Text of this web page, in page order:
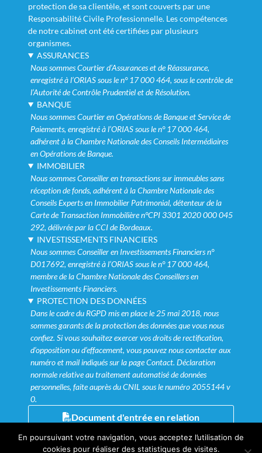
protection de sa clientèle, et sont couverts par une
Responsabilité Civile Professionnelle. Les compétences
de notre cabinet ont été certifiées par plusieurs
organismes.
ASSURANCES
Nous sommes Courtier d’Assurances et de Réassurance,
enregistré à l’ORIAS sous le n° 17 000 464, sous le contrôle de
l’Autorité de Contrôle Prudentiel et de Résolution.
BANQUE
Nous sommes Courtier en Opérations de Banque et Service de
Paiements, enregistré à l’ORIAS sous le n° 17 000 464,
adhérent à la Chambre Nationale des Conseils Intermédiaires
en Opérations de Banque.
IMMOBILIER
Nous sommes Conseiller en transactions sur immeubles sans
réception de fonds, adhérent à la Chambre Nationale des
Conseils Experts en Immobilier Patrimonial, détenteur de la
Carte de Transaction Immobilière n°CPI 3301 2020 000 045
292, délivrée par la CCI de Bordeaux.
INVESTISSEMENTS FINANCIERS
Nous sommes Conseiller en Investissements Financiers n°
D017692, enregistré à l’ORIAS sous le n° 17 000 464,
membre de la Chambre Nationale des Conseillers en
Investissements Financiers.
PROTECTION DES DONNÉES
Dans le cadre du RGPD mis en place le 25 mai 2018, nous
sommes garants de la protection des données que vous nous
confiez. Si vous souhaitez exercer vos droits de rectification,
d’opposition ou d’effacement, vous pouvez nous contacter aux
numéro et mail indiqués sur la page Contact. Déclaration
normale relative au traitement automatisé de données
personnelles, faite auprès du CNIL sous le numéro 2055144 v
0.
Document d'entrée en relation
Mentions légales- © LEXA 2025 - Tous droits réservés.
Réalisé par l'agence PJC
En poursuivant votre navigation, vous acceptez l’utilisation de
cookies pour réaliser des statistiques de visites.